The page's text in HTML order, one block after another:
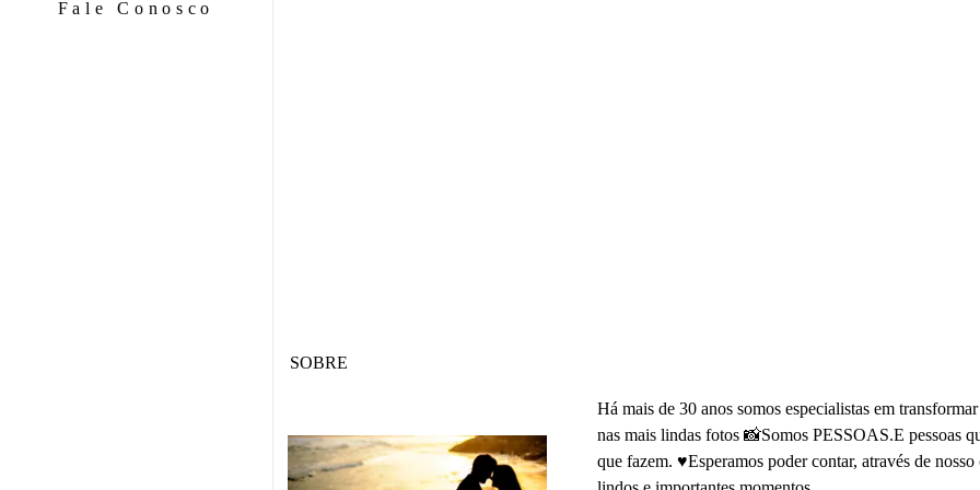
Fale Conosco
SOBRE
Há mais de 30 anos somos especialistas em
nas mais lindas fotos 📸Somos PESSOAS.E pessoas
que fazem. ♥️Esperamos poder contar, através de nosso